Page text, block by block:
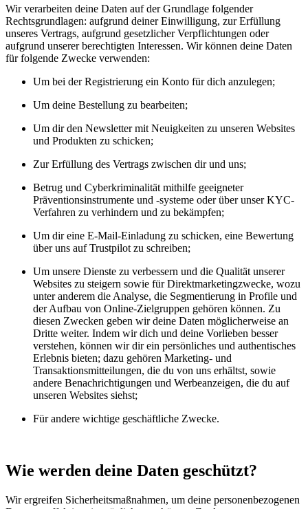
Wir verarbeiten deine Daten auf der Grundlage folgender
Rechtsgrundlagen: aufgrund deiner Einwilligung, zur Erfüllung
unseres Vertrags, aufgrund gesetzlicher Verpflichtungen oder
aufgrund unserer berechtigten Interessen. Wir können deine Daten
für folgende Zwecke verwenden:
Um bei der Registrierung ein Konto für dich anzulegen;
Um deine Bestellung zu bearbeiten;
Um dir den Newsletter mit Neuigkeiten zu unseren Websites
und Produkten zu schicken;
Zur Erfüllung des Vertrags zwischen dir und uns;
Betrug und Cyberkriminalität mithilfe geeigneter
Präventionsinstrumente und -systeme oder über unser KYC-
Verfahren zu verhindern und zu bekämpfen;
Um dir eine E-Mail-Einladung zu schicken, eine Bewertung
über uns auf Trustpilot zu schreiben;
Um unsere Dienste zu verbessern und die Qualität unserer
Websites zu steigern sowie für Direktmarketingzwecke, wozu
unter anderem die Analyse, die Segmentierung in Profile und
der Aufbau von Online-Zielgruppen gehören können. Zu
diesen Zwecken geben wir deine Daten möglicherweise an
Dritte weiter. Indem wir dich und deine Vorlieben besser
verstehen, können wir dir ein persönliches und authentisches
Erlebnis bieten; dazu gehören Marketing- und
Transaktionsmitteilungen, die du von uns erhältst, sowie
andere Benachrichtigungen und Werbeanzeigen, die du auf
unseren Websites siehst;
Für andere wichtige geschäftliche Zwecke.
Wie werden deine Daten geschützt?
Wir ergreifen Sicherheitsmaßnahmen, um deine personenbezogenen